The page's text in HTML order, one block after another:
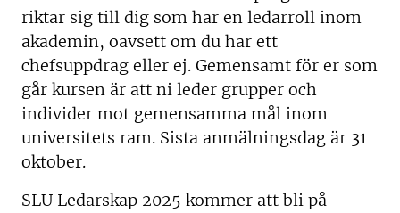
riktar sig till dig som har en ledarroll inom
akademin, oavsett om du har ett
chefsuppdrag eller ej. Gemensamt för er som
går kursen är att ni leder grupper och
individer mot gemensamma mål inom
universitets ram. Sista anmälningsdag är 31
oktober.
SLU Ledarskap 2025 kommer att bli på